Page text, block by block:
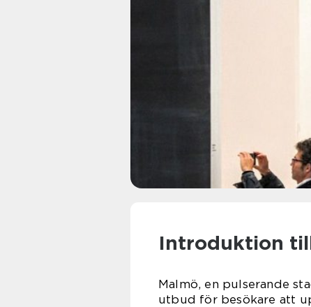
Introduktion
Malmö, en pulserande
utbud för besökare att